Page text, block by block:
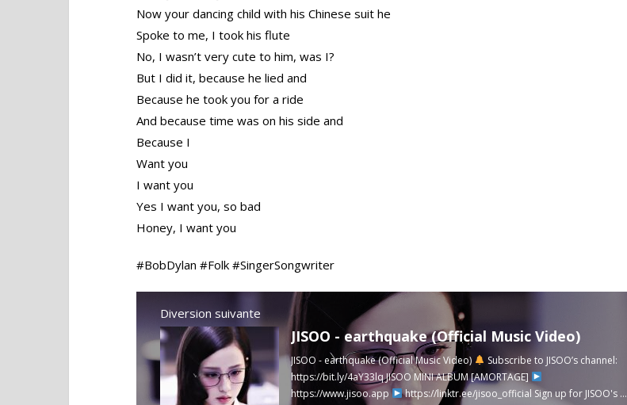
Now your dancing child with his Chinese suit he
Spoke to me, I took his flute
No, I wasn’t very cute to him, was I?
But I did it, because he lied and
Because he took you for a ride
And because time was on his side and
Because I
Want you
I want you
Yes I want you, so bad
Honey, I want you
#BobDylan #Folk #SingerSongwriter
Diversion suivante
JISOO - earthquake (Official Music Video)
JISOO - earthquake (Official Music Video)
Subscribe to JISOO’s channel:
https://bit.ly/4aY33lqJISOO MINI ALBUM [AMORTAGE]
https://www.jisoo.app
https://linktr.ee/jisoo_official Sign up for JISOO's ...